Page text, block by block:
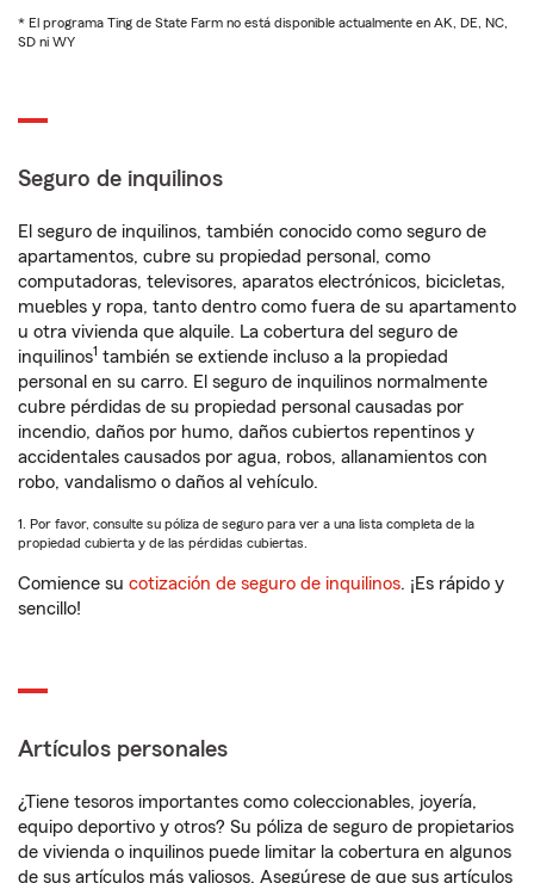
* El programa Ting de State Farm no está disponible actualmente en AK, DE, NC,
SD ni WY
Seguro de inquilinos
El seguro de inquilinos, también conocido como seguro de
apartamentos, cubre su propiedad personal, como
computadoras, televisores, aparatos electrónicos, bicicletas,
muebles y ropa, tanto dentro como fuera de su apartamento
u otra vivienda que alquile. La cobertura del seguro de
inquilinos1 también se extiende incluso a la propiedad
personal en su carro. El seguro de inquilinos normalmente
cubre pérdidas de su propiedad personal causadas por
incendio, daños por humo, daños cubiertos repentinos y
accidentales causados por agua, robos, allanamientos con
robo, vandalismo o daños al vehículo.
1. Por favor, consulte su póliza de seguro para ver a una lista completa de la
propiedad cubierta y de las pérdidas cubiertas.
Comience su cotización de seguro de inquilinos. ¡Es rápido y
sencillo!
Artículos personales
¿Tiene tesoros importantes como coleccionables, joyería,
equipo deportivo y otros? Su póliza de seguro de propietarios
de vivienda o inquilinos puede limitar la cobertura en algunos
de sus artículos más valiosos. Asegúrese de que sus artículos